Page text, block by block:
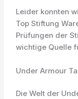
Leider konnten
Top Stiftung
Prüfungen der
wichtige Quelle
Under Armour
Die Welt der